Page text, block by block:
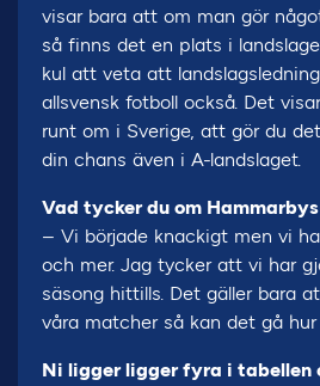
visar bara att om man gör
så finns det en plats i
kul att veta att
allsvensk fotboll också. Det
runt om i Sverige, att gör du
din chans även i A-landslaget.
Vad tycker du om
– Vi började knackigt men vi
och mer. Jag tycker att vi har
säsong hittills. Det gäller bara
våra matcher så kan det gå
Ni ligger ligger fyra i tabellen